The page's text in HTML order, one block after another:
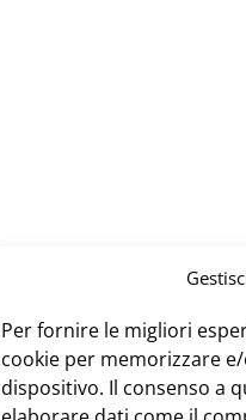
Per fornire le migliori
cookie per memorizzare
dispositivo. Il consenso a